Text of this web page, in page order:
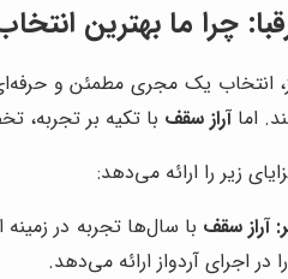
چرا ما بهترین
انتخاب یک مجری مطمئن و
اماآراز سقف با تکیه بر
زیر را ارائه می‌دهد:
آراز سقف با سال‌ها تجربه در
در اجرای آردواز ارائه می‌دهد.